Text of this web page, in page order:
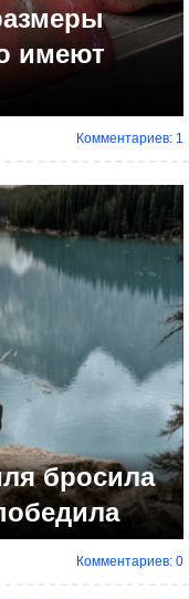
имеют
Комментариев: 1
бросила
Комментариев: 0